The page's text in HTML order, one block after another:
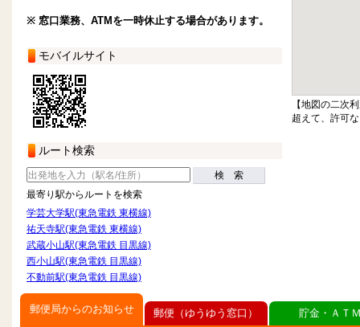
※ 窓口業務、ATMを一時休止する場合があります。
モバイルサイト
ルート検索
検 索
最寄り駅からルートを検索
学芸大学駅(東急電鉄 東横線)
祐天寺駅(東急電鉄 東横線)
武蔵小山駅(東急電鉄 目黒線)
西小山駅(東急電鉄 目黒線)
不動前駅(東急電鉄 目黒線)
【地図の二次
超えて、許可
郵便局からのお知らせ 郵便（ゆうゆう窓口） 貯金・ＡＴ